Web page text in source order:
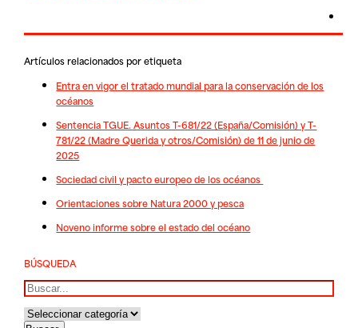
Artículos relacionados por etiqueta
Entra en vigor el tratado mundial para la conservación de los
océanos
Sentencia TGUE. Asuntos T-681/22 (España/Comisión) y T-
781/22 (Madre Querida y otros/Comisión) de 11 de junio de
2025
Sociedad civil y pacto europeo de los océanos
Orientaciones sobre Natura 2000 y pesca
Noveno informe sobre el estado del océano
BÚSQUEDA
Buscar